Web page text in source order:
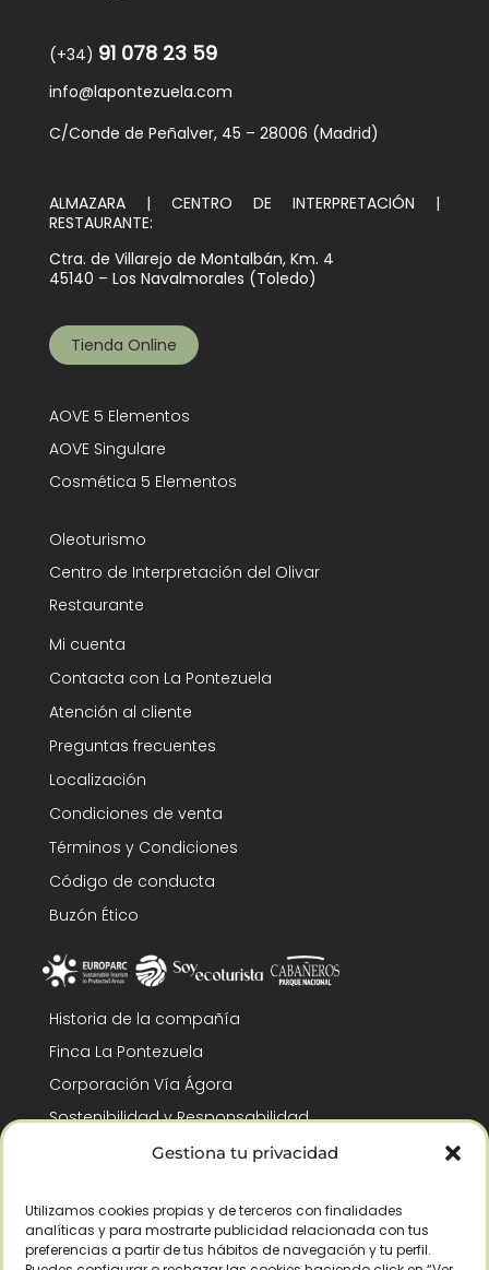
Gestiona tu privacidad
Utilizamos cookies propias y de terceros con finalidades
analíticas y para mostrarte publicidad relacionada con tus
preferencias a partir de tus hábitos de navegación y tu perfil.
(+34) 91 078 23 59
info@lapontezuela.com
C/Conde de Peñalver, 45 – 28006 (Madrid)
ALMAZARA | CENTRO DE INTERPRETACIÓN |
RESTAURANTE:
Ctra. de Villarejo de Montalbán, Km. 4
45140 – Los Navalmorales (Toledo)
Tienda Online
AOVE 5 Elementos
AOVE Singulare
Cosmética 5 Elementos
Oleoturismo
Centro de Interpretación del Olivar
Restaurante
Mi cuenta
Contacta con La Pontezuela
Atención al cliente
Preguntas frecuentes
Localización
Condiciones de venta
Términos y Condiciones
Código de conducta
Buzón Ético
Historia de la compañía
Finca La Pontezuela
Corporación Vía Ágora
Sostenibilidad y Responsabilidad
RSC y Fundación Gómez-Pintado
Reconocimientos